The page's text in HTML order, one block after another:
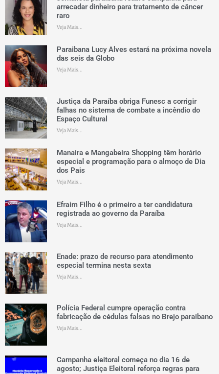
arrecadar dinheiro para tratamento de câncer
raro
Veja Mais...
Paraibana Lucy Alves estará na próxima novela
das seis da Globo
Veja Mais...
Justiça da Paraíba obriga Funesc a corrigir
falhas no sistema de combate a incêndio do
Espaço Cultural
Veja Mais...
Manaira e Mangabeira Shopping têm horário
especial e programação para o almoço de Dia
dos Pais
Veja Mais...
Efraim Filho é o primeiro a ter candidatura
registrada ao governo da Paraíba
Veja Mais...
Enade: prazo de recurso para atendimento
especial termina nesta sexta
Veja Mais...
Polícia Federal cumpre operação contra
fabricação de cédulas falsas no Brejo paraibano
Veja Mais...
Campanha eleitoral começa no dia 16 de
agosto; Justiça Eleitoral reforça regras para